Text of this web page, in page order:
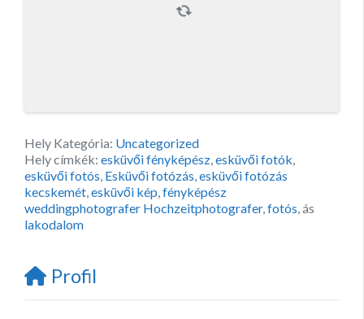
Hely Kategória: Uncategorized
Hely címkék: esküvői fényképész esküvői fotók
esküvői fotós Esküvői fotózás esküvői fotózás
kecskemét esküvői kép fényképész
weddingphotografer Hochzeitphotografer, fotós , ás
lakodalom
Profil